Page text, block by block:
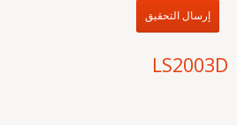
إرسال التحقيق
LS2003D